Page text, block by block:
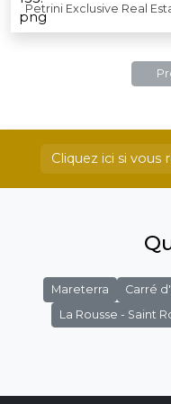
Petrini Exclusive Real
Cliquez ici si
Mareterra Carré
La Rousse - Saint